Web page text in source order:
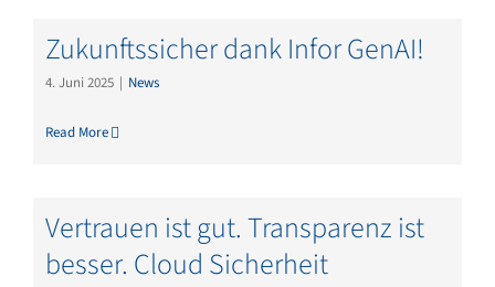
Zukunftssicher dank Infor GenAI!
4. Juni 2025 | News
Read More
Vertrauen ist gut. Transparenz ist
besser. Cloud Sicherheit